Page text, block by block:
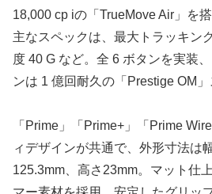
18,000 cp iの「TrueMove Air」を搭
主なスペックは、最大トラッキン
度 40 G など。全 6 ボタンを実装
ンは 1 億回耐久の「Prestige OM」
「Prime」「Prime+」「Prime
ィデザインが共通で、外形寸法は
125.3mm、高さ23mm。マット仕